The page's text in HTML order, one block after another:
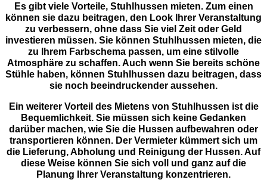
Es gibt viele Vorteile, Stuhlhussen mieten. Zum einen
können sie dazu beitragen, den Look Ihrer Veranstaltung
zu verbessern, ohne dass Sie viel Zeit oder Geld
investieren müssen. Sie können Stuhlhussen mieten, die
zu Ihrem Farbschema passen, um eine stilvolle
Atmosphäre zu schaffen. Auch wenn Sie bereits schöne
Stühle haben, können Stuhlhussen dazu beitragen, dass
sie noch beeindruckender aussehen.
Ein weiterer Vorteil des Mietens von Stuhlhussen ist die
Bequemlichkeit. Sie müssen sich keine Gedanken
darüber machen, wie Sie die Hussen aufbewahren oder
transportieren können. Der Vermieter kümmert sich um
die Lieferung, Abholung und Reinigung der Hussen. Auf
diese Weise können Sie sich voll und ganz auf die
Planung Ihrer Veranstaltung konzentrieren.